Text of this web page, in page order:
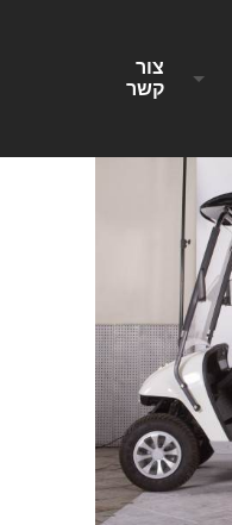
צור
קשר